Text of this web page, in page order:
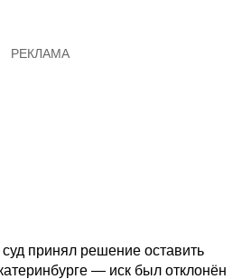
принял решение оставить
— иск был отклонён